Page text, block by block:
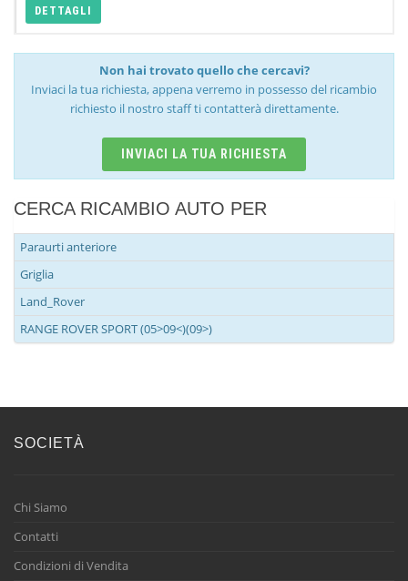
DETTAGLI
Non hai trovato quello che cercavi?
Inviaci la tua richiesta, appena verremo in possesso del ricambio
richiesto il nostro staff ti contatterà direttamente.
INVIACI LA TUA RICHIESTA
CERCA RICAMBIO AUTO PER
Paraurti anteriore
Griglia
Land_Rover
RANGE ROVER SPORT (05>09<)(09>)
SOCIETÀ
Chi Siamo
Contatti
Condizioni di Vendita